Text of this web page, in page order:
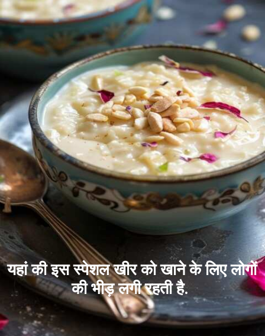
यहां की इस स्पेशल खीर को खाने के लिए लोगों
की भीड़ लगी रहती है.